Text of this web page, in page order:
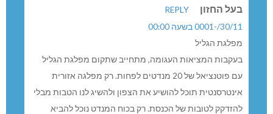
בעל החזון
REPLY
30/11/-0001 בשעה 00:00
מפלגת הגליל
בעקבות המציאות העגומה, מתחייב שתקום מפלגת הגליל
עם פוטנציאל של 20 מנדטים לפחות. רק מפלגה אזורית
אינטרסנטית תוכל להושיע את הצפון ולהשיג לנו הטבות מבלי
להזדקק לטובות של הכנסת. רק בכוח המנדט נוכל להביא